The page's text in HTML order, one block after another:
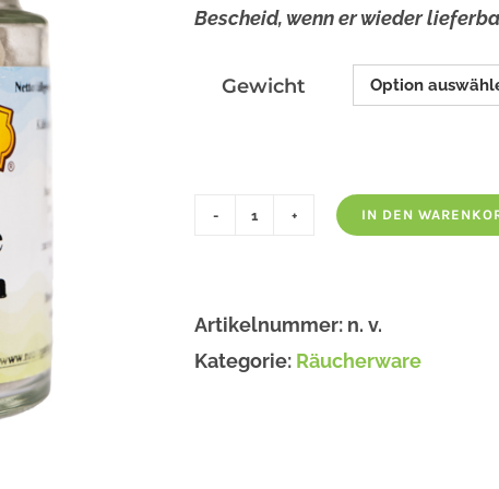
Bescheid, wenn er wieder
Gewicht
Weihrauch
IN DEN
Artikelnummer: n. v.
Kategorie: Räucherware